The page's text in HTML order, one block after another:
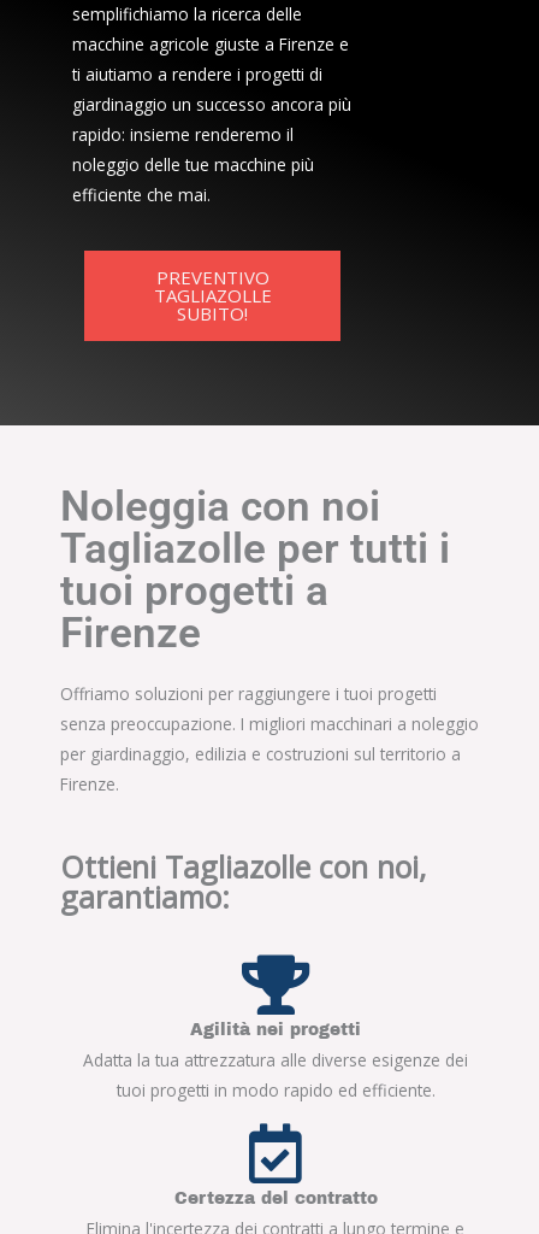
semplifichiamo la ricerca delle
macchine agricole giuste a Firenze e
ti aiutiamo a rendere i progetti di
giardinaggio un successo ancora più
rapido: insieme renderemo il
noleggio delle tue macchine più
efficiente che mai.
PREVENTIVO
TAGLIAZOLLE
SUBITO!
Noleggia con noi
Tagliazolle per tutti i
tuoi progetti a
Firenze
Offriamo soluzioni per raggiungere i tuoi progetti
senza preoccupazione. I migliori macchinari a noleggio
per giardinaggio, edilizia e costruzioni sul territorio a
Firenze.
Ottieni Tagliazolle con noi,
garantiamo:
Agilità nei progetti
Adatta la tua attrezzatura alle diverse esigenze dei
tuoi progetti in modo rapido ed efficiente.
Certezza del contratto
Elimina l'incertezza dei contratti a lungo termine e